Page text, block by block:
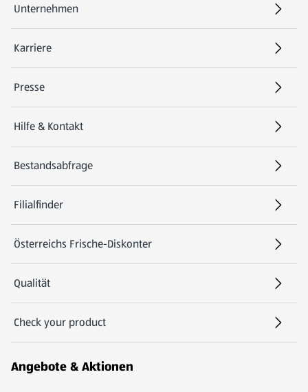
Unternehmen
Karriere
(öffnet in einem neuen Tab)
Presse
Hilfe & Kontakt
(öffnet in einem neuen Tab)
Bestandsabfrage
(öffnet in einem neuen Tab)
Filialfinder
Österreichs Frische-Diskonter
Qualität
Check your product
(öffnet in einem neuen Tab)
Angebote & Aktionen